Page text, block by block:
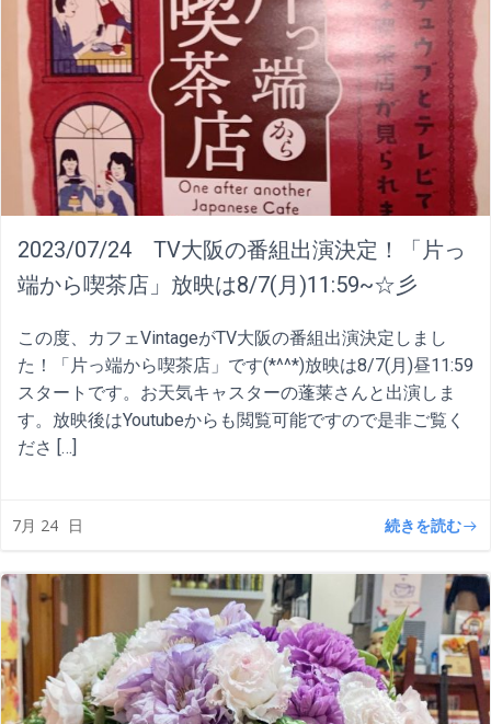
2023/07/24 TV大阪の番組出演決定！「片っ
端から喫茶店」放映は8/7(月)11:59~☆彡
この度、カフェVintageがTV大阪の番組出演決定しまし
た！「片っ端から喫茶店」です(*^^*)放映は8/7(月)昼11:59
スタートです。お天気キャスターの蓬莱さんと出演しま
す。放映後はYoutubeからも閲覧可能ですので是非ご覧く
ださ […]
7月 24 日 続きを読む